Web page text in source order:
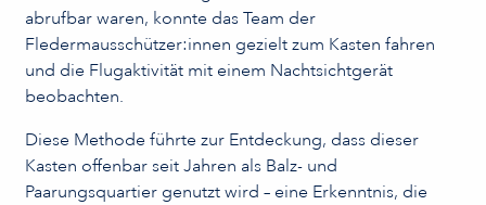
abrufbar waren, konnte das Team der
Fledermausschützer:innen gezielt zum Kasten fahren
und die Flugaktivität mit einem Nachtsichtgerät
beobachten.
Diese Methode führte zur Entdeckung, dass dieser
Kasten offenbar seit Jahren als Balz- und
Paarungsquartier genutzt wird – eine Erkenntnis, die